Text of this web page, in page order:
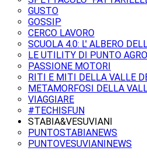
GUSTO
GOSSIP
CERCO LAVORO
SCUOLA 4.0: L' ALBERO
LE UTILITY DI PUNTO
PASSIONE MOTORI
RITI E MITI DELLA VALLE
METAMORFOSI DELLA
VIAGGIARE
#TECHISFUN
STABIA&VESUVIANI
PUNTOSTABIANEWS
PUNTOVESUVIANINEWS